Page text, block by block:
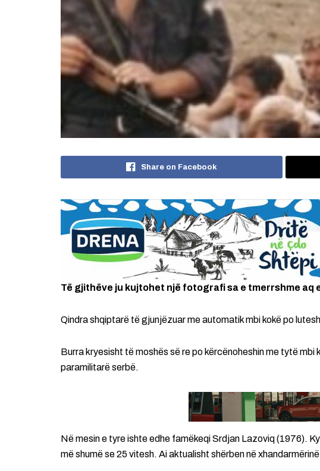
Share on Facebook
Të gjithëve ju kujtohet një fotografi sa e tmerrshme aq
Qindra shqiptarë të gjunjëzuar me automatik mbi kokë po
Burra kryesisht të moshës së re po kërcënoheshin me tytë
paramilitarë serbë.
Në mesin e tyre ishte edhe famëkeqi Srdjan Lazoviq (1976).
më shumë se 25 vitesh. Ai aktualisht shërben në